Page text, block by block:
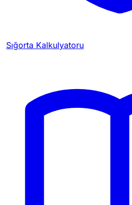
Sığorta Kalkulyatoru